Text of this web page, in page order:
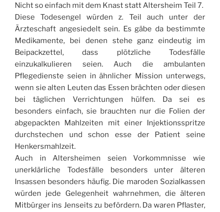
Nicht so einfach mit dem Knast statt Altersheim Teil 7.
Diese Todesengel würden z. Teil auch unter der
Ärzteschaft angesiedelt sein. Es gäbe da bestimmte
Medikamente, bei denen stehe ganz eindeutig im
Beipackzettel, dass plötzliche Todesfälle
einzukalkulieren seien. Auch die ambulanten
Pflegedienste seien in ähnlicher Mission unterwegs,
wenn sie alten Leuten das Essen brächten oder diesen
bei täglichen Verrichtungen hülfen. Da sei es
besonders einfach, sie brauchten nur die Folien der
abgepackten Mahlzeiten mit einer Injektionsspritze
durchstechen und schon esse der Patient seine
Henkersmahlzeit.
Auch in Altersheimen seien Vorkommnisse wie
unerklärliche Todesfälle besonders unter älteren
Insassen besonders häufig. Die maroden Sozialkassen
würden jede Gelegenheit wahrnehmen, die älteren
Mitbürger ins Jenseits zu befördern. Da waren Pflaster,